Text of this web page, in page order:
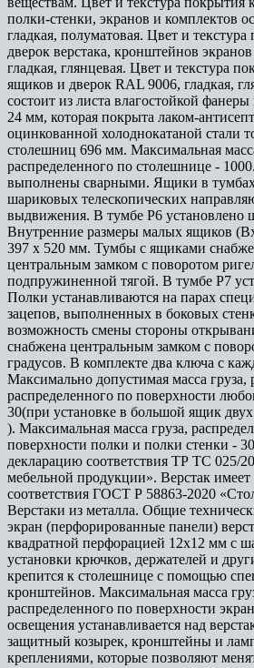
полки-стенки, экранов и комплектов
гладкая, полуматовая. Цвет и
дверок верстака, кронштейнов
гладкая, глянцевая. Цвет и текстура
ящиков и дверок RAL 9006, гладкая,
состоит из листа влагостойкой
24 мм, которая покрыта лаком-
оцинкованной холоднокатаной стали
столешниц 696 мм. Максимальная
распределенного по столешнице -
выполнены сварными. Ящики в тумбах
шариковых телескопических
выдвижения. В тумбе P6 установлено
Внутренние размеры малых ящиков
397 х 520 мм. Тумбы с ящиками
центральным замком с поворотом
подпружиненной тягой. В тумбе P7
Полки устанавливаются на парах
зацепов, выполненных в боковых
возможность смены стороны
снабжена центральным замком с
градусов. В комплекте два ключа с
Максимально допустимая масса груза,
распределенного по поверхности
30(при установке в большой ящик
). Максимальная масса груза,
поверхности полки и полки стенки -
декларацию соответствия ТР ТС 025/
мебельной продукции». Верстак имеет
соответствия ГОСТ Р 58863-2020
Верстаки из металла. Общие
экран (перфорированные панели)
квадратной перфорацией 12х12 мм с
установки крючков, держателей и
крепится к столешнице с помощью
кронштейнов. Максимальная масса
распределенного по поверхности
освещения устанавливается над
защитный козырек, кронштейны и
креплениями, которые позволяют